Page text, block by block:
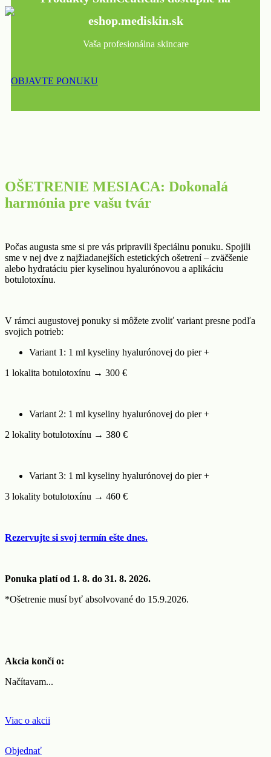
eshop.mediskin.sk
Vaša profesionálna skincare
OBJAVTE PONUKU
OŠETRENIE MESIACA: Dokonalá
harmónia pre vašu tvár
Počas augusta sme si pre vás pripravili špeciálnu ponuku. Spojili
sme v nej dve z najžiadanejších estetických ošetrení – zväčšenie
alebo hydratáciu pier kyselinou hyalurónovou a aplikáciu
botulotoxínu.
V rámci augustovej ponuky si môžete zvoliť variant presne podľa
svojich potrieb:
Variant 1: 1 ml kyseliny hyalurónovej do pier +
1 lokalita botulotoxínu → 300 €
Variant 2: 1 ml kyseliny hyalurónovej do pier +
2 lokality botulotoxínu → 380 €
Variant 3: 1 ml kyseliny hyalurónovej do pier +
3 lokality botulotoxínu → 460 €
Rezervujte si svoj termín ešte dnes.
Ponuka platí od 1. 8. do 31. 8. 2026.
*Ošetrenie musí byť absolvované do 15.9.2026.
Akcia končí o:
Načítavam...
Viac o akcii
Objednať